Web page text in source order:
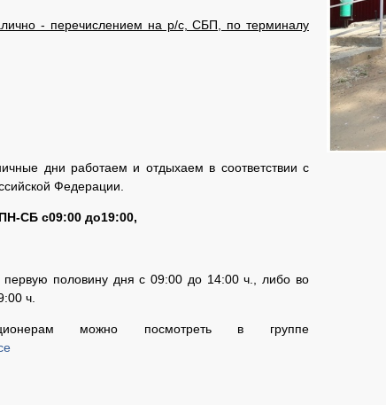
- перечислением на р/с, СБП, по терминалу
дни работаем и отдыхаем в соответствии с
Федерации.
ПН-СБ с09:00 до19:00,
первую половину дня с 09:00 до 14:00 ч., либо во
ч.
можно посмотреть в группе